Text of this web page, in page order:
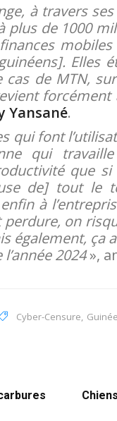
à travers
plus de 1000
Elles
de MTN,
forcément
Yansané.
qui font
qui
que
de] tout le
à
on
également,
2024»,
Cyber-Censure, Guinée